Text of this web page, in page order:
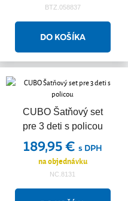
BTZ.058837
CUBO Šatňový set
pre 3 deti s policou
189,95 € s DPH
na objednávku
NC.8131